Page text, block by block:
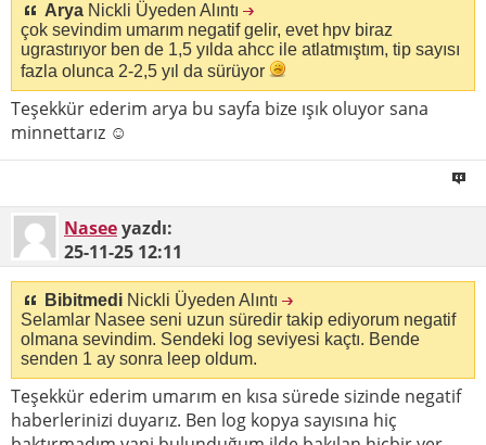
Arya Nickli Üyeden Alıntı
çok sevindim umarım negatif gelir, evet hpv biraz
ugrastırıyor ben de 1,5 yılda ahcc ile atlatmıştım, tip sayısı
fazla olunca 2-2,5 yıl da sürüyor
Teşekkür ederim arya bu sayfa bize ışık oluyor sana
minnettarız ☺
Naseeyazdı:
25-11-25 12:11
Bibitmedi Nickli Üyeden Alıntı
Selamlar Nasee seni uzun süredir takip ediyorum negatif
olmana sevindim. Sendeki log seviyesi kaçtı. Bende
senden 1 ay sonra leep oldum.
Teşekkür ederim umarım en kısa sürede sizinde negatif
haberlerinizi duyarız. Ben log kopya sayısına hiç